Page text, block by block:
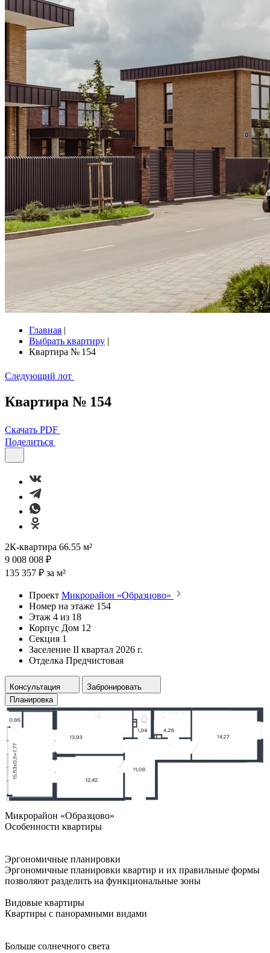
Главная |
Выбрать квартиру |
Квартира № 154
Следующий лот
Квартира № 154
Скачать PDF
Поделиться
2К-квартира 66.55 м²
9 008 008 ₽
135 357 ₽ за м²
Проект Микрорайон «Образцово»
Номер на этаже 154
Этаж 4 из 18
Корпус Дом 12
Секция 1
Заселение II квартал 2026 г.
Отделка Предчистовая
Консультация
Забронировать
Планировка
Микрорайон «Образцово»
Особенности квартиры
Эргономичные планировки
Эргономичные планировки квартир и их правильные формы
позволяют разделить на функциональные зоны
Видовые квартиры
Квартиры с панорамными видами
Больше солнечного света